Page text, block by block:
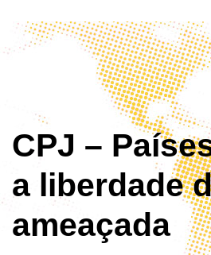
CPJ –
a liberdade
ameaçada